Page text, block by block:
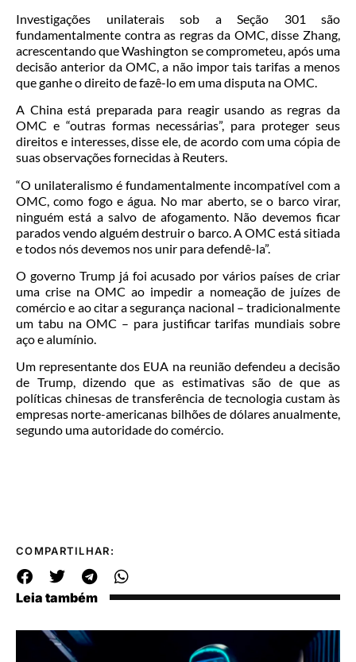
Investigações unilaterais sob a Seção 301 são
fundamentalmente contra as regras da OMC, disse Zhang,
acrescentando que Washington se comprometeu, após uma
decisão anterior da OMC, a não impor tais tarifas a menos
que ganhe o direito de fazê-lo em uma disputa na OMC.
A China está preparada para reagir usando as regras da
OMC e “outras formas necessárias”, para proteger seus
direitos e interesses, disse ele, de acordo com uma cópia de
suas observações fornecidas à Reuters.
“O unilateralismo é fundamentalmente incompatível com a
OMC, como fogo e água. No mar aberto, se o barco virar,
ninguém está a salvo de afogamento. Não devemos ficar
parados vendo alguém destruir o barco. A OMC está sitiada
e todos nós devemos nos unir para defendê-la”.
O governo Trump já foi acusado por vários países de criar
uma crise na OMC ao impedir a nomeação de juízes de
comércio e ao citar a segurança nacional – tradicionalmente
um tabu na OMC – para justificar tarifas mundiais sobre
aço e alumínio.
Um representante dos EUA na reunião defendeu a decisão
de Trump, dizendo que as estimativas são de que as
políticas chinesas de transferência de tecnologia custam às
empresas norte-americanas bilhões de dólares anualmente,
segundo uma autoridade do comércio.
COMPARTILHAR:
Leia também